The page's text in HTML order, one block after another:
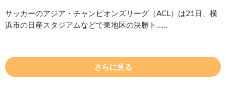
サッカーのアジア・チャンピオンズリーグ（ACL）は21日、横
浜市の日産スタジアムなどで東地区の決勝ト……
さらに見る